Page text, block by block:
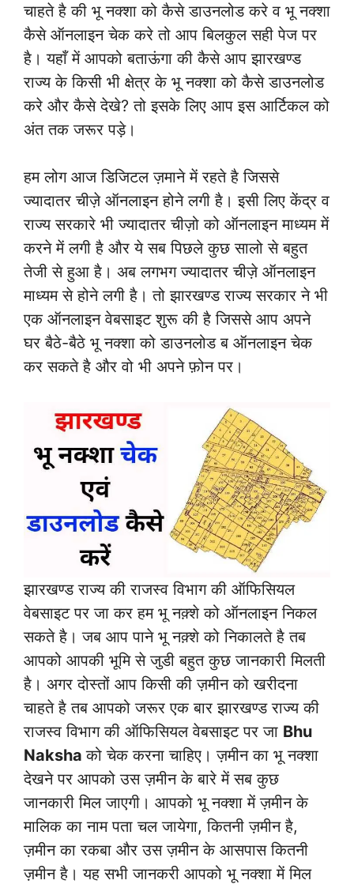
चाहते है की भू नक्शा को कैसे डाउनलोड करे व भू नक्शा
कैसे ऑनलाइन चेक करे तो आप बिलकुल सही पेज पर
है। यहाँ में आपको बताऊंगा की कैसे आप झारखण्ड
राज्य के किसी भी क्षेत्र के भू नक्शा को कैसे डाउनलोड
करे और कैसे देखे? तो इसके लिए आप इस आर्टिकल को
अंत तक जरूर पड़े।
हम लोग आज डिजिटल ज़माने में रहते है जिससे
ज्यादातर चीज़े ऑनलाइन होने लगी है। इसी लिए केंद्र व
राज्य सरकारे भी ज्यादातर चीज़ो को ऑनलाइन माध्यम में
करने में लगी है और ये सब पिछले कुछ सालो से बहुत
तेजी से हुआ है। अब लगभग ज्यादातर चीज़े ऑनलाइन
माध्यम से होने लगी है। तो झारखण्ड राज्य सरकार ने भी
एक ऑनलाइन वेबसाइट शुरू की है जिससे आप अपने
घर बैठे-बैठे भू नक्शा को डाउनलोड ब ऑनलाइन चेक
कर सकते है और वो भी अपने फ़ोन पर।
झारखण्ड राज्य की राजस्व विभाग की ऑफिसियल
वेबसाइट पर जा कर हम भू नक़्शे को ऑनलाइन निकल
सकते है। जब आप पाने भू नक़्शे को निकालते है तब
आपको आपकी भूमि से जुडी बहुत कुछ जानकारी मिलती
है। अगर दोस्तों आप किसी की ज़मीन को खरीदना
चाहते है तब आपको जरूर एक बार झारखण्ड राज्य की
राजस्व विभाग की ऑफिसियल वेबसाइट पर जा Bhu
Nakshaको चेक करना चाहिए। ज़मीन का भू नक्शा
देखने पर आपको उस ज़मीन के बारे में सब कुछ
जानकारी मिल जाएगी। आपको भू नक्शा में ज़मीन के
मालिक का नाम पता चल जायेगा, कितनी ज़मीन है,
ज़मीन का रकबा और उस ज़मीन के आसपास कितनी
ज़मीन है। यह सभी जानकरी आपको भू नक्शा में मिल